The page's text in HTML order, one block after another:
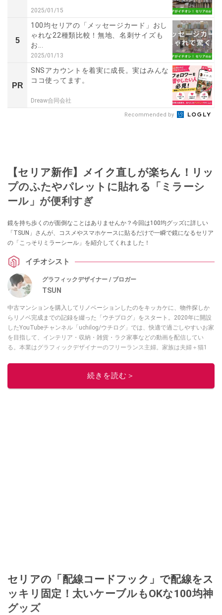
2025/01/15
5
100均セリアの「メッセージカード」おし
ゃれな22種類比較！無地、名刺サイズも
お...
2025/01/13
PR
SNSアカウントを着実に成長。実はみんな
ココ使ってます。
Dreaw合同会社
Recommended by
【セリア新作】メイク直しが楽ちん！リッ
プのふたやパレットに貼れる「ミラーシ
ール」が便利すぎ
鏡を持ち歩くのが面倒なことはありませんか？今回は100均グッズに詳しい
「TSUN」さんが、コスメやスマホケースに貼るだけで一瞬で鏡になるセリア
の「こっそりミラーシール」を紹介してくれました！
イチオシスト
グラフィックデザイナー / ブロガー
TSUN
中古マンションを購入してリノベーションしたのをキッカケに、物件探しか
らリノベ完成までの記録を綴った「ウチブログ」をスタート。2020年に開設
したYouTubeチャンネル「uchilog/ウチログ」では、快適で過ごしやすいお家
を目指して、インテリア・収納・雑貨・ラク家事などの動画を配信してい
る。本業はグラフィックデザイナーのフリーランス主婦。家族は夫婦＋猫1
ノベ人気事例1位
続きを読む＞
セリアの「配線コードフック」で配線をス
ッキリ固定！太いケーブルもOKな100均神
グッズ